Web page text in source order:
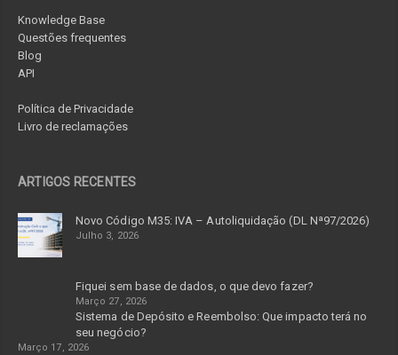
Knowledge Base
Questões frequentes
Blog
API
Política de Privacidade
Livro de reclamações
ARTIGOS RECENTES
Novo Código M35: IVA – Autoliquidação (DL Nª97/2026)
Julho 3, 2026
Fiquei sem base de dados, o que devo fazer?
Março 27, 2026
Sistema de Depósito e Reembolso: Que impacto terá no
seu negócio?
Março 17, 2026